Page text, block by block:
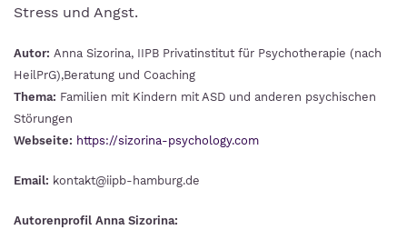
Stress und Angst.
Autor: Anna Sizorina, IIPB Privatinstitut für Psychotherapie (nach
HeilPrG),Beratung und Coaching
Thema: Familien mit Kindern mit ASD und anderen psychischen
Störungen
Webseite: https://sizorina-psychology.com
Email: kontakt@iipb-hamburg.de
Autorenprofil Anna Sizorina: